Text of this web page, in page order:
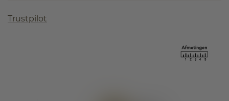
Trustpilot